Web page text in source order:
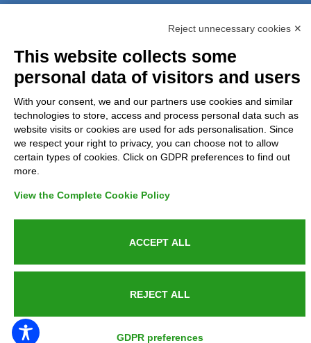
PUBLIC SERVICE ANNOUNCEMENT
Complaints
Refunds and Indemnities
Contacts
Azienda certificata UNI EN ISO 9001:2015
P.IVA 05538100727 - C.so Italia n.8 70123, BARI
Reject unnecessary cookies ✕
This website collects some
personal data of visitors and users
With your consent, we and our partners use cookies and similar
technologies to store, access and process personal data such as
website visits or cookies are used for ads personalisation. Since
we respect your right to privacy, you can choose not to allow
certain types of cookies. Click on GDPR preferences to find out
more.
View the Complete Cookie Policy
ACCEPT ALL
REJECT ALL
GDPR preferences